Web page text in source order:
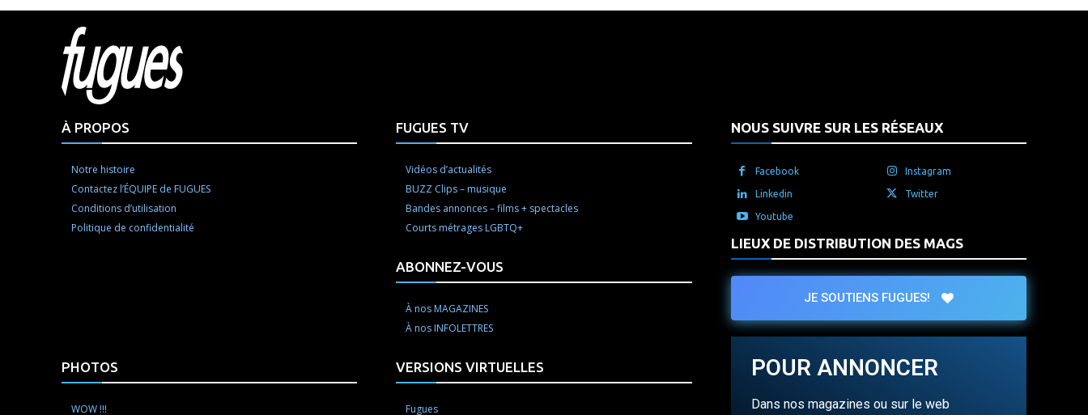
À PROPOS
Notre histoire
Contactez l’ÉQUIPE de FUGUES
Conditions d’utilisation
Politique de confidentialité
FUGUES TV
Vidéos d’actualités
BUZZ Clips – musique
Bandes annonces – films + spectacles
Courts métrages LGBTQ+
ABONNEZ-VOUS
À nos MAGAZINES
À nos INFOLETTRES
PHOTOS
WOW !!!
VERSIONS VIRTUELLES
Fugues
NOUS SUIVRE SUR LES RÉSEAUX
Facebook Instagram
Linkedin Twitter
Youtube
LIEUX DE DISTRIBUTION DES MAGS
JE SOUTIENS FUGUES!
POUR ANNONCER
Dans nos magazines ou sur le web